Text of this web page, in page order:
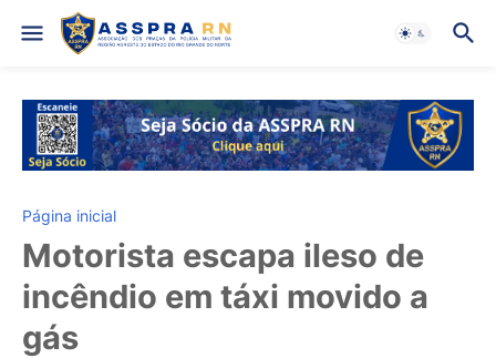
Página inicial
Motorista escapa ileso de
incêndio em táxi movido a
gás